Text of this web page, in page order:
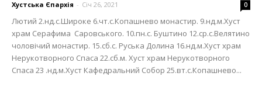
Хустська Єпархія - Січ 26, 2021 0
Лютий 2.нд.с.Широке 6.чт.с.Копашнево монастир. 9.нд.м.Хуст
храм Серафима Саровського. 10.пн.с. Буштино 12.ср.с.Велятино
чоловічий монастир. 15.сб.с. Руська Долина 16.нд.м.Хуст храм
Нерукотворного Спаса 22.сб.м. Хуст храм Нерукотворного
Спаса 23 .нд.м.Хуст Кафедральний Собор 25.вт.с.Копашнево...